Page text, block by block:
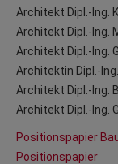
Architekt Dipl.-Ing.
Architekt Dipl.-Ing.
Architekt Dipl.-Ing.
Architektin Dipl.-
Architekt Dipl.-Ing.
Architekt Dipl.-Ing.
Positionspapier
Positionspapier